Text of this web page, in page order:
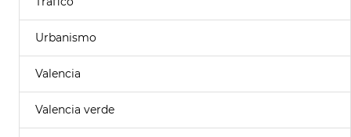
Urbanismo
Valencia
Valencia verde